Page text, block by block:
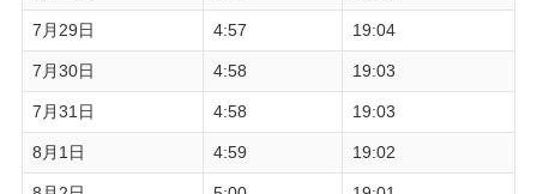
7月29日 4:57 19:04
7月30日 4:58 19:03
7月31日 4:58 19:03
8月1日 4:59 19:02